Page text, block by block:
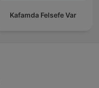
Kafamda Felsefe Var